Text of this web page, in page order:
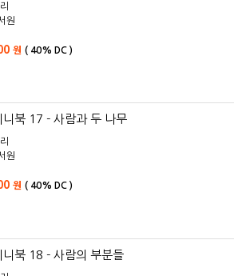
원
원 ( 40% DC )
니북 17 - 사람과 두 나무
원
원 ( 40% DC )
북 18 - 사람의 부분들